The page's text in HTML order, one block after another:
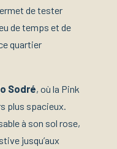
de tester
de temps et de
quartier
Sodré, où la Pink
plus spacieux.
à son sol rose,
jusqu’aux